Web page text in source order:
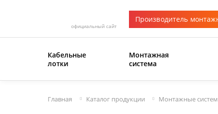
официальный сайт
Производитель
Кабельные
лотки
Монтажная
система
Главная Каталог продукции Монтажные